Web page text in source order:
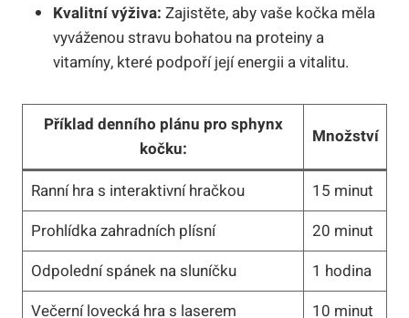
Kvalitní výživa: Zajistěte, aby vaše kočka měla
vyváženou stravu bohatou na proteiny a
vitamíny, které podpoří její energii a vitalitu.
Příklad denního plánu pro sphynx
kočku:
Množství
Ranní hra s interaktivní hračkou
15 minut
Prohlídka zahradních plísní
20 minut
Odpolední spánek na sluníčku
1 hodina
Večerní lovecká hra s laserem
10 minut